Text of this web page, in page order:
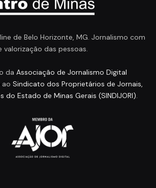
de Belo Horizonte, MG. Jornalismo com
valorização das pessoas.
da Associação de Jornalismo Digital
ao Sindicato dos Proprietários de Jornais,
do Estado de Minas Gerais (SINDIJORI).